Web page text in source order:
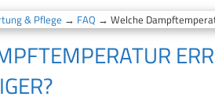
& Pflege → FAQ → Welche